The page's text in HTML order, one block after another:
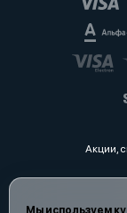
Мы используем
Акции,